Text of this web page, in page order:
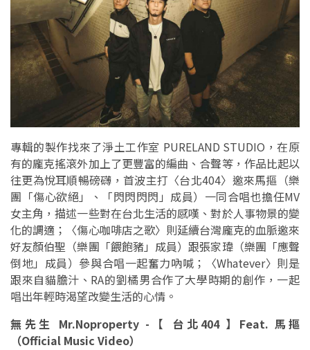
專輯的製作找來了淨土工作室 PURELAND STUDIO，在原
有的龐克搖滾外加上了更豐富的編曲、合聲等，作品比起以
往更為悅耳順暢磅礴，首波主打〈台北404〉邀來馬摳（樂
團「傷心欲絕」、「閃閃閃閃」成員）一同合唱也擔任MV
女主角，描述一些對在台北生活的感嘆、對於人事物景的變
化的調適；〈傷心咖啡店之歌〉則延續台灣龐克的血脈邀來
好友顏伯聖（樂團「餵飽豬」成員）跟張家瑋（樂團「應聲
倒地」成員）參與合唱一起奮力吶喊；〈Whatever〉則是
跟來自貓膽汁、RA的劉橘男合作了大學時期的創作，一起
唱出年輕時渴望改變生活的心情。
無先生 Mr.Noproperty -【 台北404 】Feat. 馬摳
（Official Music Video）